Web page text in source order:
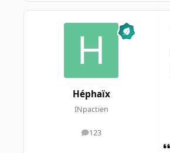
Héphaïx
INpactien
123
messages